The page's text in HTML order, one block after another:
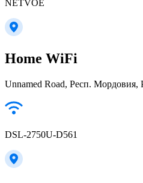
NETVOE
Home WiFi
Unnamed Road, Респ. Мордовия,
DSL-2750U-D561